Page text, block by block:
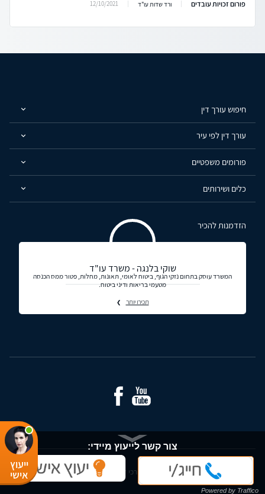
פורום זכויות עובדים ורד שדות עו"ד 12/10/2021
ייעוץ
אישי
חיפוש עורך דין
עורך דין לפי עיר
פורומים משפטיים
כלים ושירותים
הזדמנות להכיר
שוקי בלנגה - משרד עו"ד
המשרד עוסק בתחום נזקי הגוף, ביטוח לאומי, תאונות, מחלות, פטור ממס הכנסה
מטעמי בריאות ודיני ביטוח.
תכירו יותר
© כל הזכויות שמורות - עורכי דין ומידע משפטי בישראל
צור קשר לייעוץ מיידי:
Powered by Traffico